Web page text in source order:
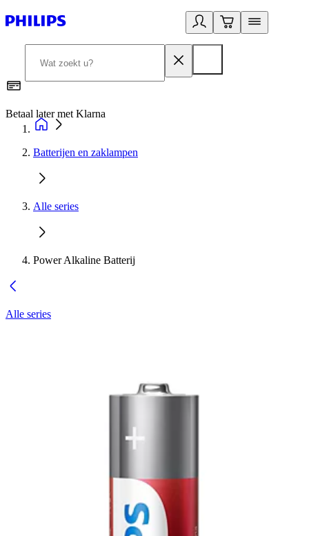
Betaal later met Klarna
Batterijen en zaklampen
Alle series
Power Alkaline Batterij
Alle series